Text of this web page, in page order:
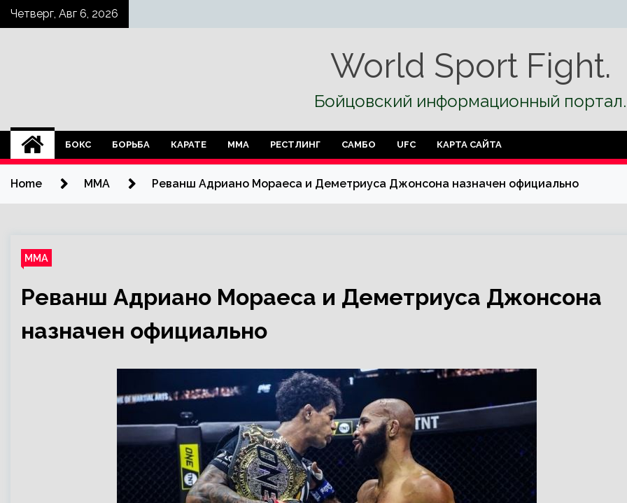
SkipЧетверг, Авг 6, 2026
World Sport Fight.
Бойцовский информационный портал.
БОКС БОРЬБА КАРАТЕ ММА РЕСТЛИНГ САМБО UFC КАРТА САЙТА
Home ММА Реванш Адриано Мораеса и Деметриуса Джонсона назначен официально
ММА
Реванш Адриано Мораеса и Деметриуса Джонсона
назначен официально